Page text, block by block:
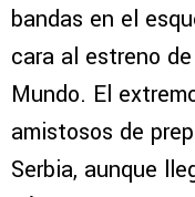
bandas en el
cara al estreno
Mundo. El
amistosos de
Serbia, aunque